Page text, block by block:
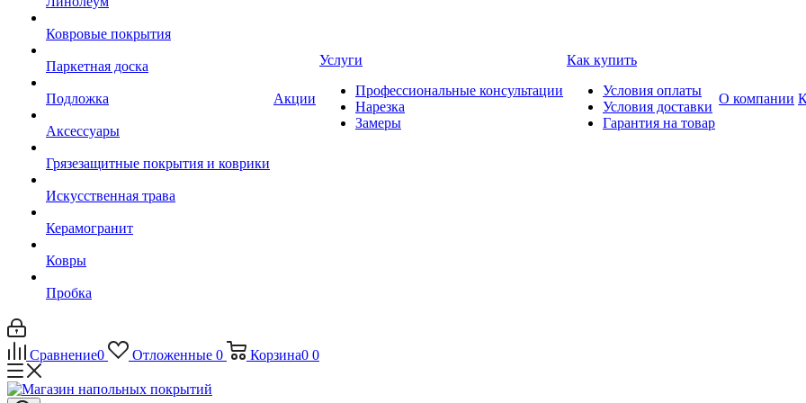
Ковровые покрытия
Паркетная доска
Подложка
Аксессуары
Грязезащитные покрытия и коврики
Искусственная трава
Керамогранит
Ковры
Пробка
Акции
Услуги
Профессиональные консультации
Нарезка
Замеры
Как купить
Условия оплаты
Условия доставки
Гарантия на товар
О компании
Сравнение0 Отложенные 0 Корзина0 0